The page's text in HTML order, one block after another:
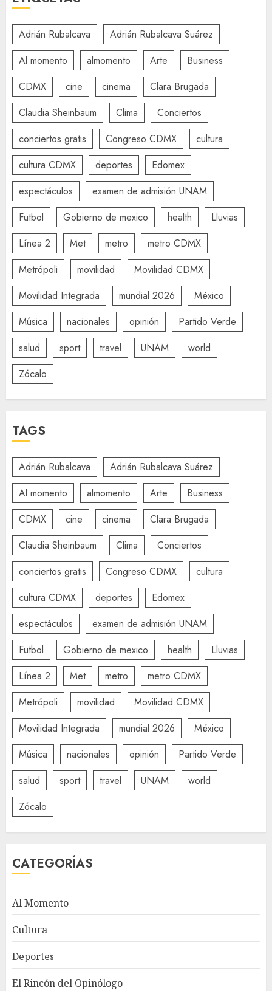
Adrián Rubalcava
Adrián Rubalcava Suárez
Al momento
almomento Arte
Business
CDMX
cine cinema
Clara Brugada
Claudia Sheinbaum
Clima
Conciertos
conciertos gratis
Congreso CDMX
cultura
cultura CDMX
deportes
Edomex
espectáculos
examen de admisión UNAM
Futbol
Gobierno de mexico health
Lluvias
Línea 2
Met metro
metro CDMX
Metrópoli
movilidad
Movilidad CDMX
Movilidad Integrada
mundial 2026
México
Música
nacionales opinión
Partido Verde
salud
sport travel UNAM
world
Zócalo
TAGS
Adrián Rubalcava
Adrián Rubalcava Suárez
Al momento
almomento Arte
Business
CDMX
cine cinema
Clara Brugada
Claudia Sheinbaum
Clima
Conciertos
conciertos gratis
Congreso CDMX
cultura
cultura CDMX
deportes
Edomex
espectáculos
examen de admisión UNAM
Futbol
Gobierno de mexico health
Lluvias
Línea 2
Met metro
metro CDMX
Metrópoli
movilidad
Movilidad CDMX
Movilidad Integrada
mundial 2026
México
Música
nacionales opinión
Partido Verde
salud
sport travel UNAM
world
Zócalo
CATEGORÍAS
Al Momento
Cultura
Deportes
El Rincón del Opinólogo